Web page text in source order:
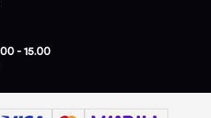
- 15.00